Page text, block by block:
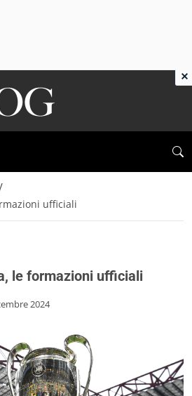
ufficiali
le formazioni ufficiali
2024
×